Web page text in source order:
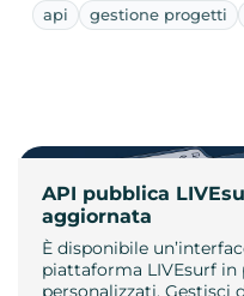
api gestione progetti
API pubblica
aggiornata
È disponibile
piattaforma LIVEsurf in
personalizzati. Gestisci